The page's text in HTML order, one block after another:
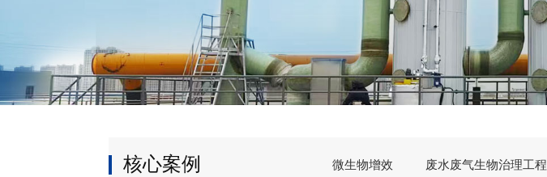
核心案例 微生物增效 废水废气生物治理工程